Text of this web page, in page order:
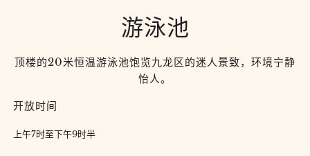
游泳池
顶楼的20米恒温游泳池饱览九龙区的迷人景致，环境宁静
怡人。
开放时间
上午7时至下午9时半